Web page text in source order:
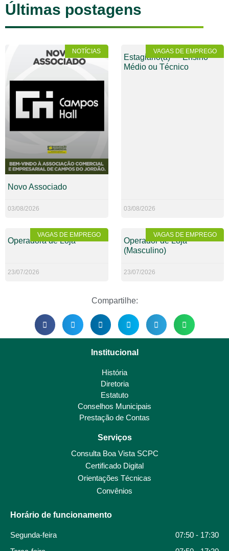
Últimas postagens
NOTÍCIAS
Novo Associado
03/08/2026
VAGAS DE EMPREGO
Estagiário(a) — Ensino
Médio ou Técnico
03/08/2026
VAGAS DE EMPREGO
Operadora de Loja
23/07/2026
VAGAS DE EMPREGO
Operador de Loja
(Masculino)
23/07/2026
Compartilhe:
Institucional
História
Diretoria
Estatuto
Conselhos Municipais
Prestação de Contas
Serviços
Consulta Boa Vista SCPC
Certificado Digital
Orientações Técnicas
Convênios
Horário de funcionamento
Segunda-feira
07:50 - 17:30